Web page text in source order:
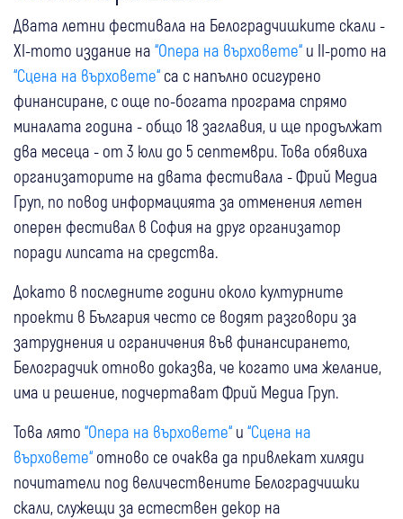
Двата летни фестивала на Белоградчишките скали -
XI-тото издание на “Опера на върховете“ и II-рото на
“Сцена на върховете“ са с напълно осигурено
финансиране, с още по-богата програма спрямо
миналата година - общо 18 заглавия, и ще продължат
два месеца - от 3 юли до 5 септември. Това обявиха
организаторите на двата фестивала - Фрий Медиа
Груп, по повод информацията за отменения летен
оперен фестивал в София на друг организатор
поради липсата на средства.
Докато в последните години около културните
проекти в България често се водят разговори за
затруднения и ограничения във финансирането,
Белоградчик отново доказва, че когато има желание,
има и решение, подчертават Фрий Медиа Груп.
Това лято “Опера на върховете“ и “Сцена на
върховете“ отново се очаква да привлекат хиляди
почитатели под величествените Белоградчишки
скали, служещи за естествен декор на